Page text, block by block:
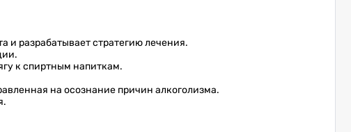
и разрабатывает стратегию лечения.
к спиртным напиткам.
на осознание причин алкоголизма.